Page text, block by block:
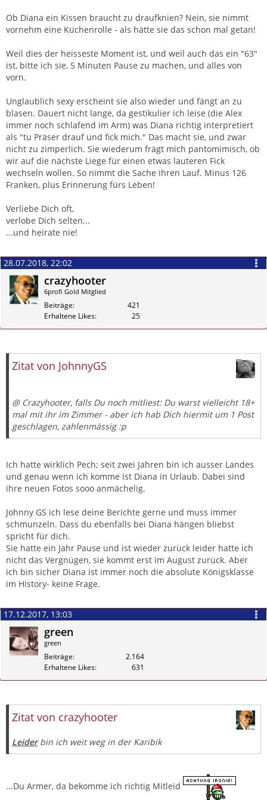
Ob Diana ein Kissen braucht zu draufknien? Nein, sie nimmt
vornehm eine Küchenrolle - als hätte sie das schon mal getan!
Weil dies der heisseste Moment ist, und weil auch das ein "63"
ist, bitte ich sie, 5 Minuten Pause zu machen, und alles von
vorn.
Unglaublich sexy erscheint sie also wieder und fängt an zu
blasen. Dauert nicht lange, da gestikulier ich leise (die Alex
immer noch schlafend im Arm) was Diana richtig interpretiert
als "tu Präser drauf und fick mich." Das macht sie, und zwar
nicht zu zimperlich. Sie wiederum frägt mich pantomimisch, ob
wir auf die nächste Liege für einen etwas lauteren Fick
wechseln wollen. So nimmt die Sache ihren Lauf. Minus 126
Franken, plus Erinnerung fürs Leben!
Verliebe Dich oft,
verlobe Dich selten...
...und heirate nie!
28.07.2018, 22:02
crazyhooter
6profi Gold Mitglied
Beiträge
421
Erhaltene Likes
25
Zitat von JohnnyGS
@ Crazyhooter, falls Du noch mitliest: Du warst vielleicht 18+
mal mit ihr im Zimmer - aber ich hab Dich hiermit um 1 Post
geschlagen, zahlenmässig :p
Ich hatte wirklich Pech; seit zwei Jahren bin ich ausser Landes
und genau wenn ich komme ist Diana in Urlaub. Dabei sind
ihre neuen Fotos sooo anmächelig.
Johnny GS ich lese deine Berichte gerne und muss immer
schmunzeln. Dass du ebenfalls bei Diana hängen bliebst
spricht für dich.
Sie hatte ein Jahr Pause und ist wieder zurück leider hatte ich
nicht das Vergnügen, sie kommt erst im August zurück. Aber
ich bin sicher Diana ist immer noch die absolute Königsklasse
im History- keine Frage.
Zitieren
17.12.2017, 13:03
green
green
Beiträge
2.164
Erhaltene Likes
631
Zitat von crazyhooter
Leiderbin ich weit weg in der Karibik
...Du Armer, da bekomme ich richtig Mitleid
Zitieren